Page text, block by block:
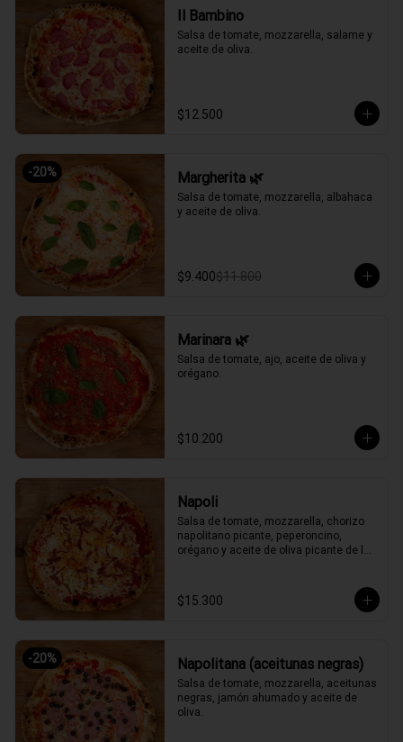
Il Bambino
Salsa de tomate, mozzarella, salame y
aceite de oliva.
$12.500
-20% Margherita 🌿
Salsa de tomate, mozzarella, albahaca
y aceite de oliva.
$9.400$11.800
Marinara 🌿
Salsa de tomate, ajo, aceite de oliva y
orégano.
$10.200
Napoli
Salsa de tomate, mozzarella, chorizo
napolitano picante, peperoncino,
orégano y aceite de oliva picante de la
$15.300
-20% Napolitana (aceitunas negras)
Salsa de tomate, mozzarella, aceitunas
negras, jamón ahumado y aceite de
oliva.